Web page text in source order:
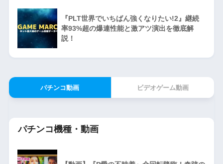
『PLT世界でいちばん強くなりたい!2』継続
率93%超の爆連性能と激アツ演出を徹底解
説！
パチンコ動画 ビデオゲーム動画
パチンコ機種・動画